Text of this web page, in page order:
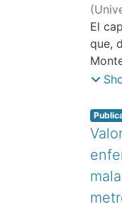
(
El
que,
de